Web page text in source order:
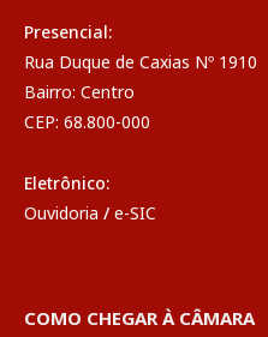
Presencial:
Rua Duque de Caxias Nº 1910
Bairro: Centro
CEP: 68.800-000
Eletrônico:
Ouvidoria / e-SIC
COMO CHEGAR À CÂMARA